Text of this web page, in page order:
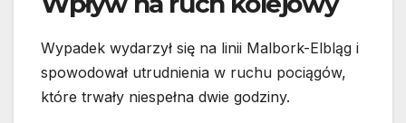
Wypadek wydarzył się na linii Malbork-Elbląg i
spowodował utrudnienia w ruchu pociągów,
które trwały niespełna dwie godziny.